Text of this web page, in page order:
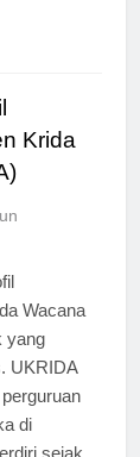
Krida
Wacana
yang
UKRIDA
di